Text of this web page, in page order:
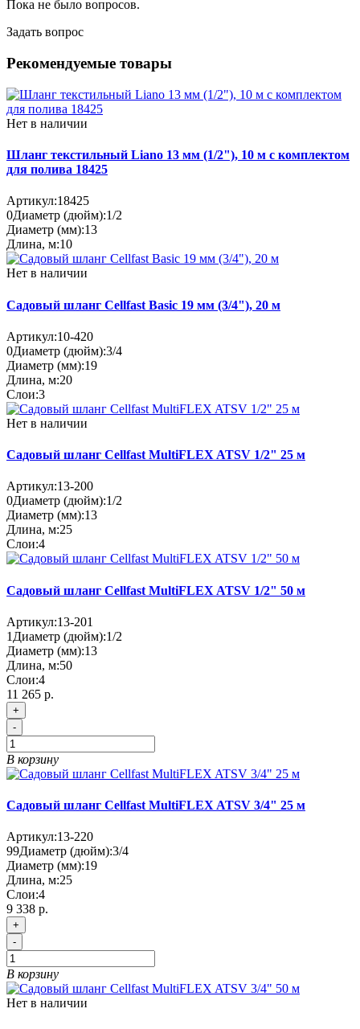
Пока не было вопросов.
Задать вопрос
Рекомендуемые товары
Нет в наличии
Шланг текстильный Liano 13 мм (1/2"), 10 м с комплектом
для полива 18425
Артикул:18425
0Диаметр (дюйм):1/2
Диаметр (мм):13
Длина, м:10
Нет в наличии
Садовый шланг Cellfast Basic 19 мм (3/4"), 20 м
Артикул:10-420
0Диаметр (дюйм):3/4
Диаметр (мм):19
Длина, м:20
Слои:3
Нет в наличии
Садовый шланг Cellfast MultiFLEX ATSV 1/2" 25 м
Артикул:13-200
0Диаметр (дюйм):1/2
Диаметр (мм):13
Длина, м:25
Слои:4
Садовый шланг Cellfast MultiFLEX ATSV 1/2" 50 м
Артикул:13-201
1 Диаметр (дюйм):1/2
Диаметр (мм):13
Длина, м:50
Слои:4
11 265 р.
+
-
В корзину
Садовый шланг Cellfast MultiFLEX ATSV 3/4" 25 м
Артикул:13-220
99Диаметр (дюйм):3/4
Диаметр (мм):19
Длина, м:25
Слои:4
9 338 р.
+
-
В корзину
Нет в наличии